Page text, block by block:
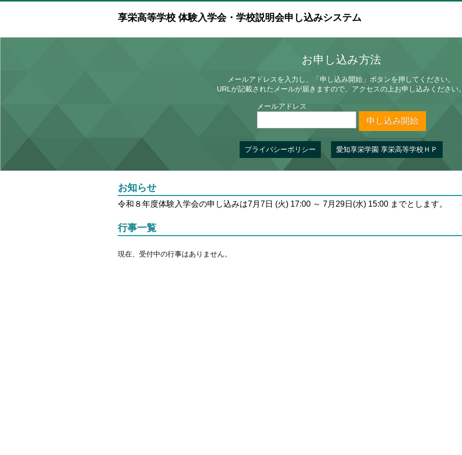
享栄高等学校 体験入学会・学校説明会申し込みシステム
お申し込み方法
メールアドレスを入力し、「申し込み開始」ボタンを押してください。
URLが記載されたメールが届きますので、アクセスの上お申し込みください。
メールアドレス
申し込み開始
プライバシーポリシー 愛知享栄学園 享栄高等学校ＨＰ
お知らせ
令和８年度体験入学会の申し込みは7月7日 (火) 17:00 ～ 7月29日(水) 15:00 までとします。
行事一覧
現在、受付中の行事はありません。